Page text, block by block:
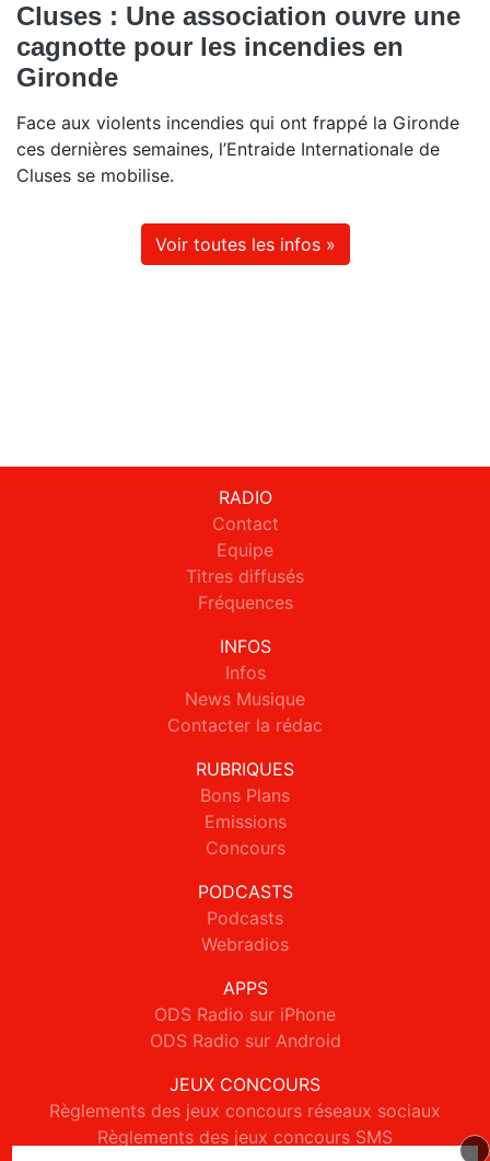
Cluses : Une association ouvre une
cagnotte pour les incendies en
Gironde
Face aux violents incendies qui ont frappé la Gironde
ces dernières semaines, l’Entraide Internationale de
Cluses se mobilise.
Voir toutes les infos »
RADIO
Contact
Equipe
Titres diffusés
Fréquences
INFOS
Infos
News Musique
Contacter la rédac
RUBRIQUES
Bons Plans
Emissions
Concours
PODCASTS
Podcasts
Webradios
APPS
ODS Radio sur iPhone
ODS Radio sur Android
JEUX CONCOURS
Règlements des jeux concours réseaux sociaux
Règlements des jeux concours SMS